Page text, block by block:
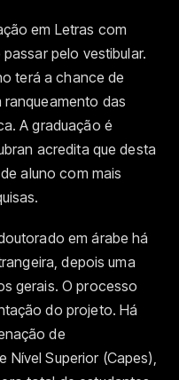
em Letras com
pelo vestibular.
terá a chance de
das
A graduação é
acredita que desta
aluno com mais
em árabe há
depois uma
gerais. O processo
do projeto. Há
de
Superior (Capes),